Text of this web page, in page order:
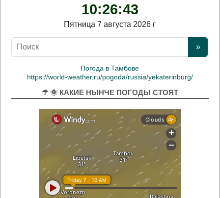
10:26:44
Пятница 7 августа 2026 г
Погода в Тамбове
https://world-weather.ru/pogoda/russia/yekaterinburg/
☂ 🌞 КАКИЕ НЫНЧЕ ПОГОДЫ СТОЯТ